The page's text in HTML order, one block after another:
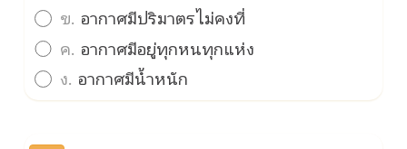
ข. อากาศมีปริมาตรไม่คงที่
ค. อากาศมีอยู่ทุกหนทุกแห่ง
ง. อากาศมีน้ำหนัก